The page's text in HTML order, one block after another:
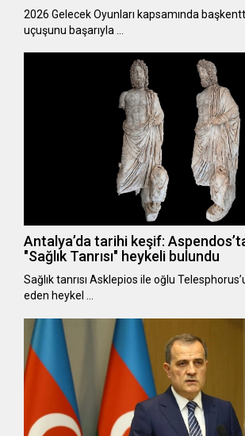
2026 Gelecek Oyunları kapsamında
uçuşunu başarıyla …
Antalya’da tarihi keşif:
"Sağlık Tanrısı" heykeli bulundu
Sağlık tanrısı Asklepios ile oğlu
eden heykel …